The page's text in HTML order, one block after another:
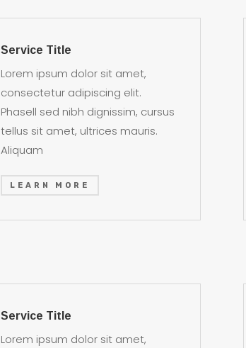
Service Title
Lorem ipsum dolor sit amet,
consectetur adipiscing elit.
Phasell sed nibh dignissim, cursus
tellus sit amet, ultrices mauris.
Aliquam
LEARN MORE
Service Title
Lorem ipsum dolor sit amet,